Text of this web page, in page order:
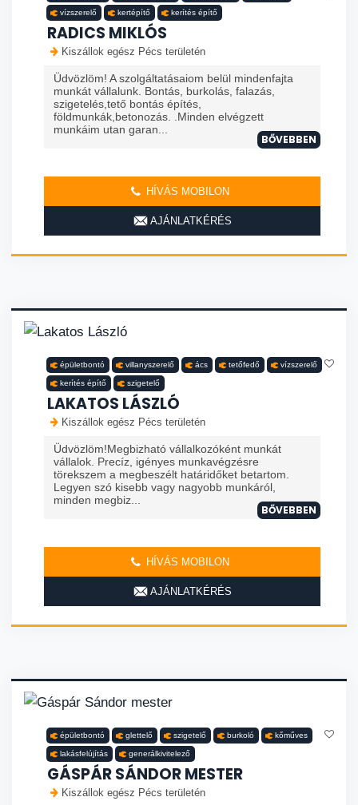
vízszerelő kertépítő kerítés építő
RADICS MIKLÓS
Kiszállok egész Pécs területén
Üdvözlöm! A szolgáltatásaiom belül mindenfajta
munkát vállalunk. Bontás, burkolás, falazás,
szigetelés,tető bontás építés,
földmunkák,betonozás. .Minden elvégzett
munkáim utan garan...
BŐVEBBEN
HÍVÁS MOBILON
AJÁNLATKÉRÉS
épületbontó villanyszerelő ács tetőfedő vízszerelő
kerítés építő szigetelő
LAKATOS LÁSZLÓ
Kiszállok egész Pécs területén
Üdvözlöm!Megbizható vállalkozóként munkát
vállalok. Precíz, igényes munkavégzésre
törekszem a megbeszélt határidőket betartom.
Legyen szó kisebb vagy nagyobb munkáról,
minden megbiz...
BŐVEBBEN
HÍVÁS MOBILON
AJÁNLATKÉRÉS
épületbontó glettelő szigetelő burkoló kőműves
lakásfelújítás generálkivitelező
GÁSPÁR SÁNDOR MESTER
Kiszállok egész Pécs területén